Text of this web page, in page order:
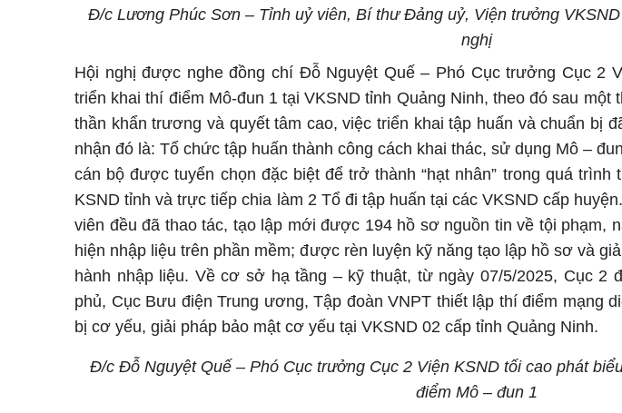
Đ/c Lương Phúc Sơn – Tỉnh uỷ viên, Bí thư Đảng uỷ, Viện trưởng
nghị
Hội nghị được nghe đồng chí Đỗ Nguyệt Quế – Phó Cục trưởng Cục 2
triển khai thí điểm Mô-đun 1 tại VKSND tỉnh Quảng Ninh, theo đó sau một
thần khẩn trương và quyết tâm cao, việc triển khai tập huấn và chuẩn bị
nhận đó là: Tổ chức tập huấn thành công cách khai thác, sử dụng Mô –
cán bộ được tuyển chọn đặc biệt để trở thành “hạt nhân” trong quá
KSND tỉnh và trực tiếp chia làm 2 Tổ đi tập huấn tại các VKSND cấp
viên đều đã thao tác, tạo lập mới được 194 hồ sơ nguồn tin về tội phạm,
hiện nhập liệu trên phần mềm; được rèn luyện kỹ năng tạo lập hồ sơ và
hành nhập liệu. Về cơ sở hạ tầng – kỹ thuật, từ ngày 07/5/2025, Cục 2
phủ, Cục Bưu điện Trung ương, Tập đoàn VNPT thiết lập thí điểm mạng
bị cơ yếu, giải pháp bảo mật cơ yếu tại VKSND 02 cấp tỉnh Quảng Ninh.
Đ/c Đỗ Nguyệt Quế – Phó Cục trưởng Cục 2 Viện KSND tối cao phát
điểm Mô – đun 1